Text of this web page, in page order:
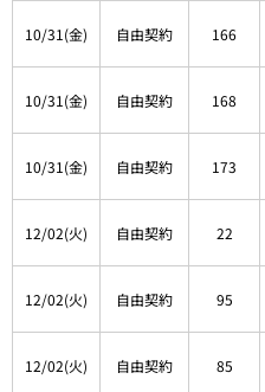
10/31(金) 自由契約 166
10/31(金) 自由契約 168
10/31(金) 自由契約 173
12/02(火) 自由契約 22
12/02(火) 自由契約 95
12/02(火) 自由契約 85